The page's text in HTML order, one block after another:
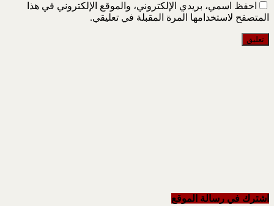
احفظ اسمي، بريدي الإلكتروني، والموقع الإلكتروني في هذا
المتصفح لاستخدامها المرة المقبلة في تعليقي.
اشترك في رسالة الموقع